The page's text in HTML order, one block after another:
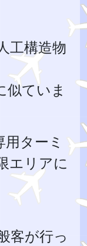
工構造物
似ていま
ターミ
エリアに
客が行っ